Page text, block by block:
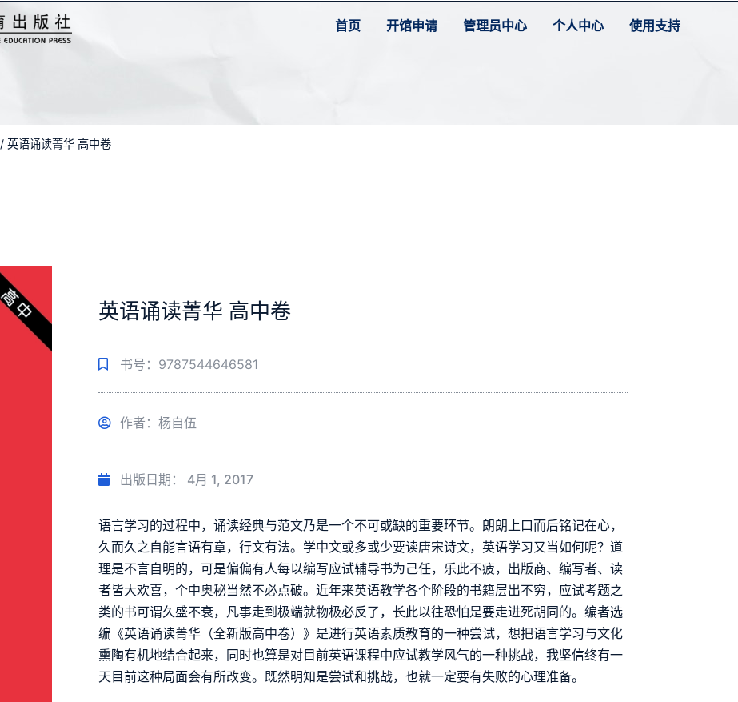
首页 开馆申请 管理员中心 个人中心 使用支持
/ 英语诵读菁华 高中卷
英语诵读菁华 高中卷
书号：9787544646581
作者：杨自伍
出版日期： 4月 1, 2017
语言学习的过程中，诵读经典与范文乃是一个不可或缺的重要环节。朗朗上口而后铭记在心，
久而久之自能言语有章，行文有法。学中文或多或少要读唐宋诗文，英语学习又当如何呢？道
理是不言自明的，可是偏偏有人每以编写应试辅导书为己任，乐此不疲，出版商、编写者、读
者皆大欢喜，个中奥秘当然不必点破。近年来英语教学各个阶段的书籍层出不穷，应试考题之
类的书可谓久盛不衰，凡事走到极端就物极必反了，长此以往恐怕是要走进死胡同的。编者选
编《英语诵读菁华（全新版高中卷）》是进行英语素质教育的一种尝试，想把语言学习与文化
熏陶有机地结合起来，同时也算是对目前英语课程中应试教学风气的一种挑战，我坚信终有一
天目前这种局面会有所改变。既然明知是尝试和挑战，也就一定要有失败的心理准备。